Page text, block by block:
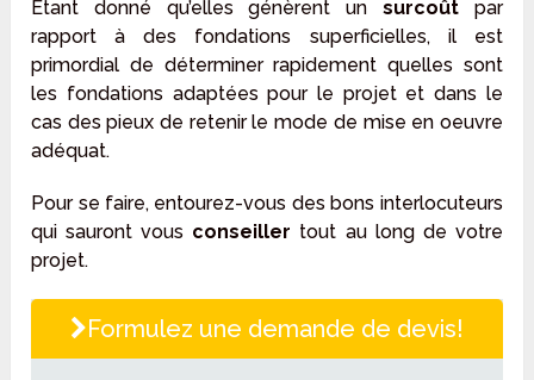
Étant donné qu’elles génèrent unsurcoût par
rapport à des fondations superficielles, il est
primordial de déterminer rapidement quelles sont
les fondations adaptées pour le projet et dans le
cas des pieux de retenir le mode de mise en oeuvre
adéquat.
Pour se faire, entourez-vous des bons interlocuteurs
qui sauront vous conseiller tout au long de votre
projet.
Formulez une demande de devis!